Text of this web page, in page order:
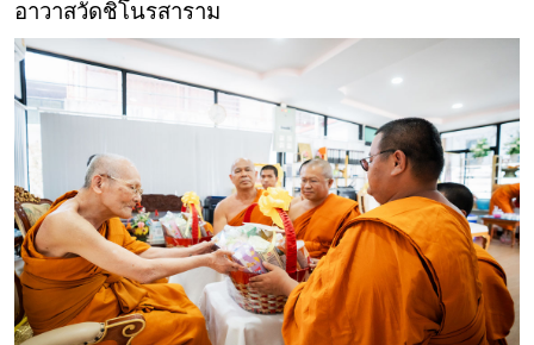
อาวาสวัดชิโนรสาราม